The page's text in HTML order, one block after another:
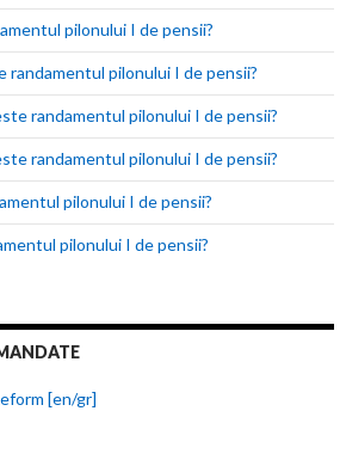
pilonului I de pensii?
randamentul pilonului I de pensii?
randamentul pilonului I de pensii?
randamentul pilonului I de pensii?
pilonului I de pensii?
pilonului I de pensii?
[en/gr]